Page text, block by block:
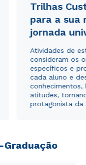
Trilhas
para a sua
jornada
Atividades de
consideram os
específicos e
cada aluno e
conhecimentos,
atitudes,
protagonista da
Graduação
e
para o